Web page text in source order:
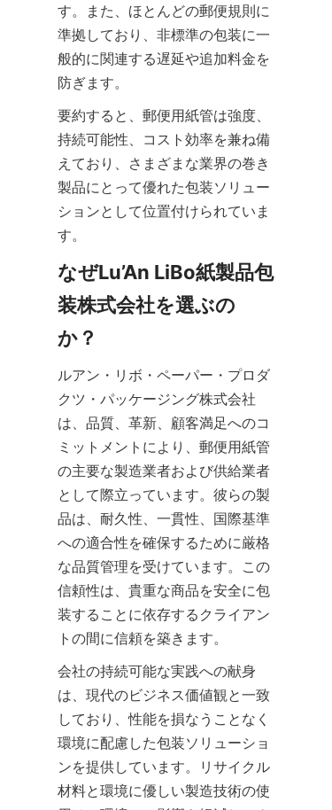
す。また、ほとんどの郵便規則に
準拠しており、非標準の包装に一
般的に関連する遅延や追加料金を
防ぎます。
要約すると、郵便用紙管は強度、
持続可能性、コスト効率を兼ね備
えており、さまざまな業界の巻き
製品にとって優れた包装ソリュー
ションとして位置付けられていま
す。
なぜLu’An LiBo紙製品包
装株式会社を選ぶの
か？
ルアン・リボ・ペーパー・プロダ
クツ・パッケージング株式会社
は、品質、革新、顧客満足へのコ
ミットメントにより、郵便用紙管
の主要な製造業者および供給業者
として際立っています。彼らの製
品は、耐久性、一貫性、国際基準
への適合性を確保するために厳格
な品質管理を受けています。この
信頼性は、貴重な商品を安全に包
装することに依存するクライアン
トの間に信頼を築きます。
会社の持続可能な実践への献身
は、現代のビジネス価値観と一致
しており、性能を損なうことなく
環境に配慮した包装ソリューショ
ンを提供しています。リサイクル
材料と環境に優しい製造技術の使